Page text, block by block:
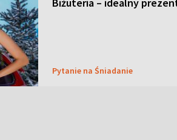
Pytanie na Śniadanie